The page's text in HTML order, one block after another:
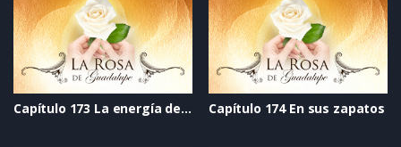
Capítulo 173 La energía del corazón Capítulo 174 En sus zapatos